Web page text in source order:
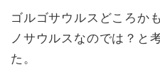
ゴルゴサウルスどころか
ノサウルスなのでは？と
た。